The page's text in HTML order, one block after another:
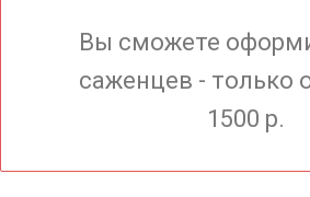
Вы сможете
саженцев - только
1500 р.